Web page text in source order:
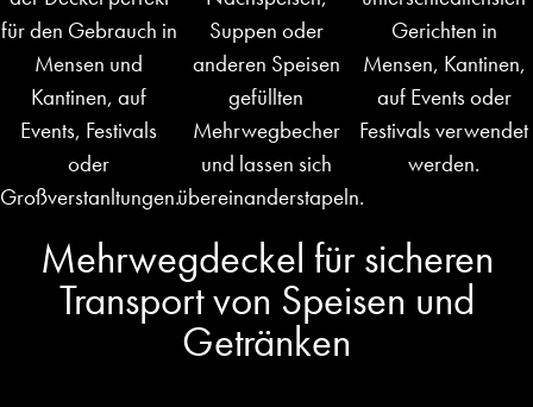
Mehrwegdeckel für sicheren
Transport von Speisen und
Getränken